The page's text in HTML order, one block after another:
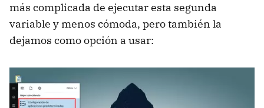
más complicada de ejecutar esta segunda
variable y menos cómoda, pero también la
dejamos como opción a usar: